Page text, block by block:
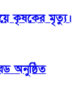
কৃষকের মৃত্যু।
অনুষ্ঠিত